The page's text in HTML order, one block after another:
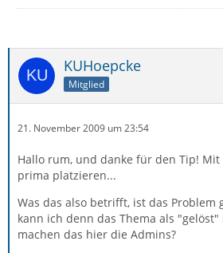
KUHoepcke
Mitglied
21. November 2009 um 23:54
Hallo rum, und danke für den Tip!
prima platzieren...
Was das also betrifft, ist das Problem
kann ich denn das Thema als "gelöst"
machen das hier die Admins?